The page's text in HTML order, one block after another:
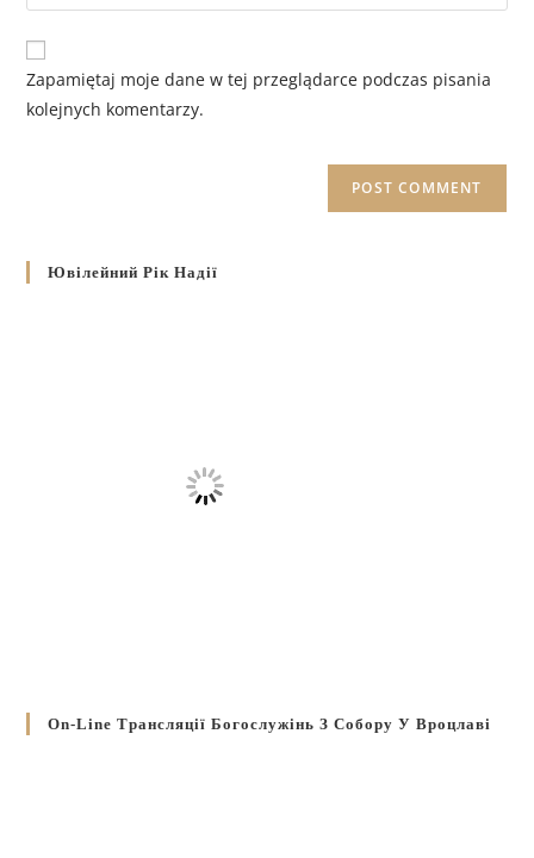
Zapamiętaj moje dane w tej przeglądarce podczas pisania
kolejnych komentarzy.
Ювілейний Рік Надії
On-Line Трансляції Богослужінь З Собору У Вроцлаві